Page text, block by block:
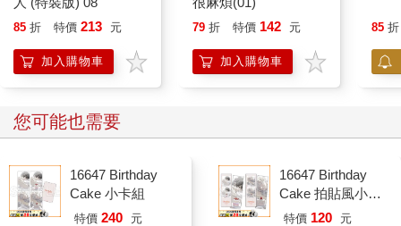
85 折 特價 213 元
加入購物車
79 折 特價 142 元
加入購物車
85 折
您可能也需要
16647 Birthday
Cake 小卡組
特價 240 元
16647 Birthday
Cake 拍貼風小卡
組
特價 120 元